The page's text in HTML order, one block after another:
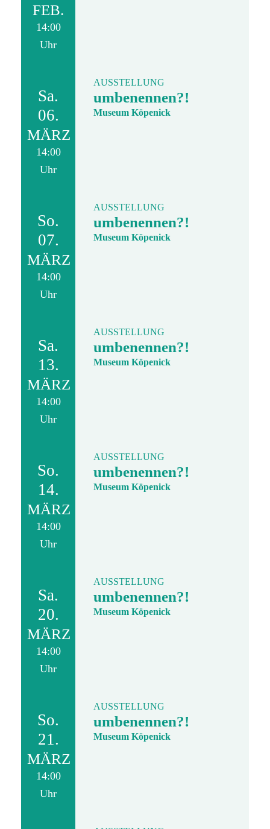
FEB.
14:00
Uhr
Sa.
06.
MÄRZ
14:00
Uhr
AUSSTELLUNG
umbenennen?!
Museum Köpenick
So.
07.
MÄRZ
14:00
Uhr
AUSSTELLUNG
umbenennen?!
Museum Köpenick
Sa.
13.
MÄRZ
14:00
Uhr
AUSSTELLUNG
umbenennen?!
Museum Köpenick
So.
14.
MÄRZ
14:00
Uhr
AUSSTELLUNG
umbenennen?!
Museum Köpenick
Sa.
20.
MÄRZ
14:00
Uhr
AUSSTELLUNG
umbenennen?!
Museum Köpenick
So.
21.
MÄRZ
14:00
Uhr
AUSSTELLUNG
umbenennen?!
Museum Köpenick